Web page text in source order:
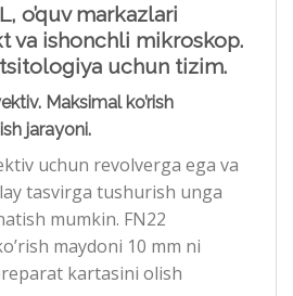
o’quv markazlari
va ishonchli mikroskop.
uchun tizim.
Maksimal ko’rish
jarayoni.
uchun revolverga ega va
tasvirga tushurish unga
mumkin. FN22
maydoni 10 mm ni
kartasini olish